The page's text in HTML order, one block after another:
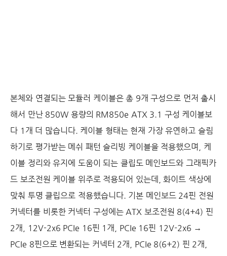
본체와 연결되는 모듈러 케이블은 총 9개 구성으로 먼저 출시
해서 만난 850W 용량의 RM850e ATX 3.1 구성 케이블보
다 1개 더 많습니다. 케이블 형태는 현재 가장 유연하고 슬림
하기로 평가받는 메쉬 패턴 슬리빙 케이블을 적용했으며, 케
이블 정리와 유지에 도움이 되는 클립도 메인보드와 그래픽카
드 보조전원 케이블 위주로 적용되어 있는데, 화이트 색상에
맞춰 투명 클립으로 적용했습니다. 기본 메인보드 24핀 전원
커넥터를 비롯한 커넥터 구성에는 ATX 보조전원 8(4+4) 핀
2개, 12V-2x6 PCIe 16핀 1개, PCIe 16핀 12V-2x6 →
PCIe 8핀으로 변환되는 커넥터 2개, PCIe 8(6+2) 핀 2개,